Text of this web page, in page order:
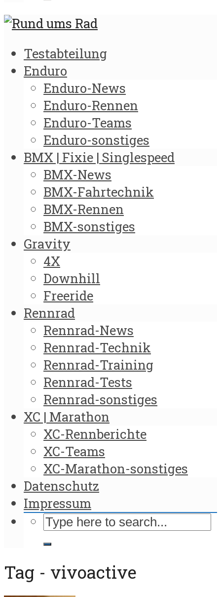
Testabteilung
Enduro
Enduro-News
Enduro-Rennen
Enduro-Teams
Enduro-sonstiges
BMX | Fixie | Singlespeed
BMX-News
BMX-Fahrtechnik
BMX-Rennen
BMX-sonstiges
Gravity
4X
Downhill
Freeride
Rennrad
Rennrad-News
Rennrad-Technik
Rennrad-Training
Rennrad-Tests
Rennrad-sonstiges
XC | Marathon
XC-Rennberichte
XC-Teams
XC-Marathon-sonstiges
Datenschutz
Impressum
Tag - vivoactive